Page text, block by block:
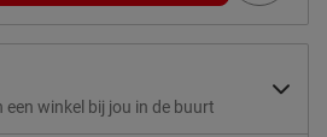
winkel bij jou in de buurt